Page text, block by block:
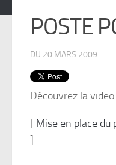
POSTE
DU 20 MARS 2009
Découvrez la
[ Mise en place du
]